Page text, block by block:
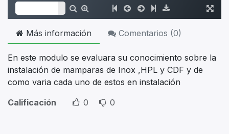
Más información Comentarios (0)
En este modulo se evaluara su conocimiento sobre la
instalación de mamparas de Inox ,HPL y CDF y de
como varia cada uno de estos en instalación
Calificación
0 0